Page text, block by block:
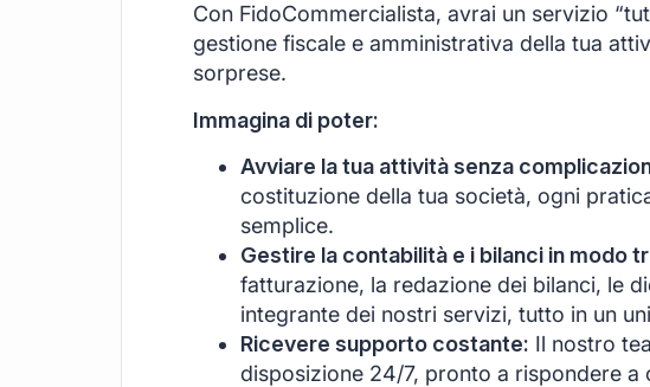
Con FidoCommercialista, avrai un servizio
gestione fiscale e amministrativa della tua
sorprese.
Immagina di poter:
Avviare la tua attività senza
costituzione della tua società, ogni
semplice.
Gestire la contabilità e i bilanci in modo
fatturazione, la redazione dei bilanci, le
integrante dei nostri servizi, tutto in un
Ricevere supporto costante: Il nostro
disposizione 24/7, pronto a rispondere